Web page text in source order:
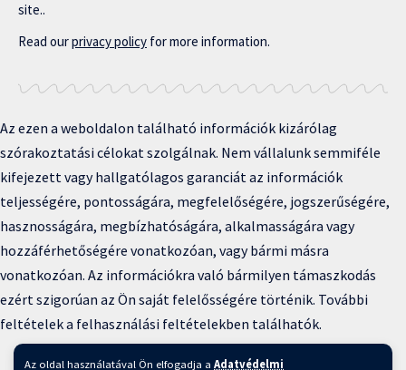
Az oldal használatával Ön elfogadja a Adatvédelmi
site..
Read ourprivacy policy for more information.
Az ezen a weboldalon található információk kizárólag
szórakoztatási célokat szolgálnak. Nem vállalunk semmiféle
kifejezett vagy hallgatólagos garanciát az információk
teljességére, pontosságára, megfelelőségére, jogszerűségére,
hasznosságára, megbízhatóságára, alkalmasságára vagy
hozzáférhetőségére vonatkozóan, vagy bármi másra
vonatkozóan. Az információkra való bármilyen támaszkodás
ezért szigorúan az Ön saját felelősségére történik. További
feltételek a felhasználási feltételekben találhatók.
Copyright © 2025 BFKH.hu